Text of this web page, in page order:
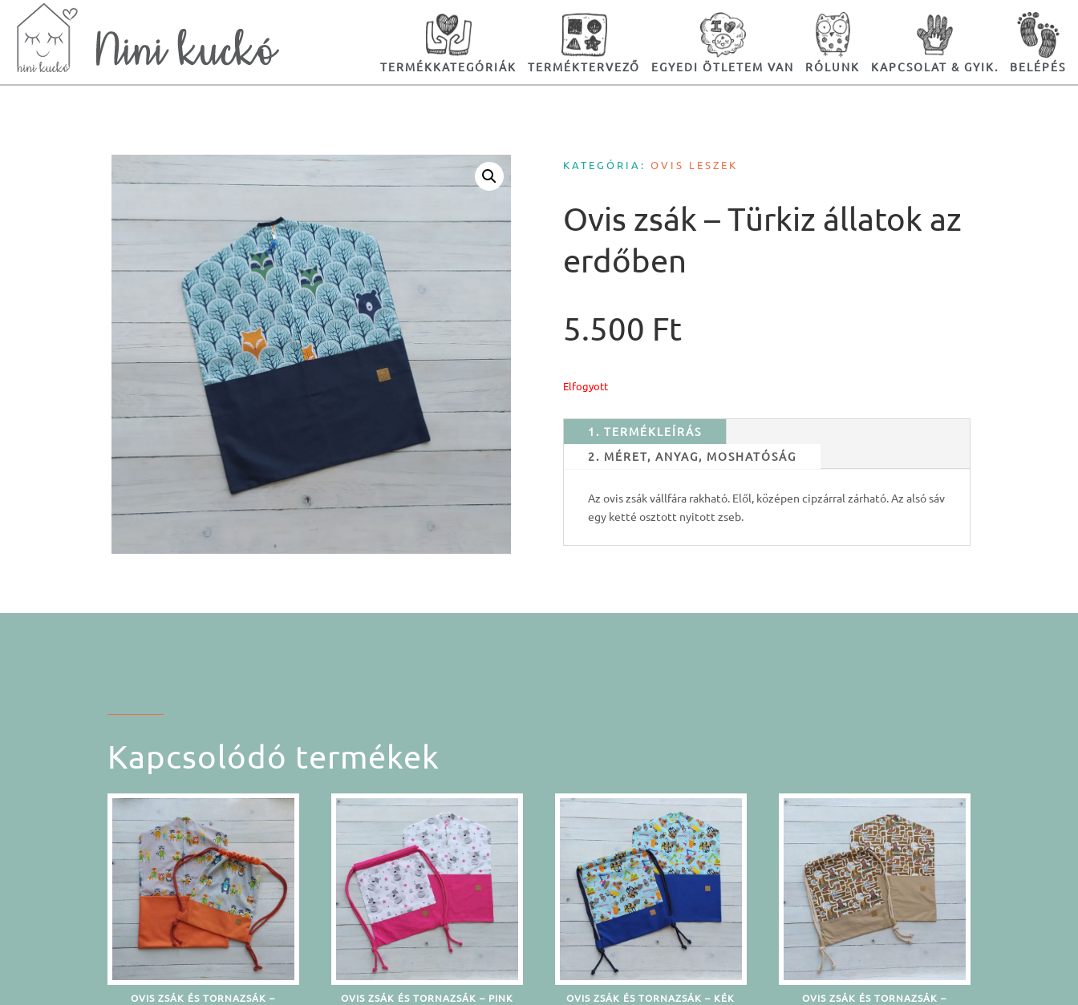
TERMÉKKATEGÓRIÁK TERMÉKTERVEZŐ EGYEDI ÖTLETEM VAN RÓLUNK KAPCSOLAT & GYIK. BELÉPÉS
KATEGÓRIA: OVIS LESZEK
Ovis zsák – Türkiz állatok az
erdőben
5.500 Ft
Elfogyott
1. TERMÉKLEÍRÁS
2. MÉRET, ANYAG, MOSHATÓSÁG
Az ovis zsák vállfára rakható. Elől, középen cipzárral zárható. Az alsó sáv
egy ketté osztott nyitott zseb.
Kapcsolódó termékek
OVIS ZSÁK ÉS TORNAZSÁK –
OVIS ZSÁK ÉS TORNAZSÁK – PINK
OVIS ZSÁK ÉS TORNAZSÁK – KÉK
OVIS ZSÁK ÉS TORNAZSÁK –